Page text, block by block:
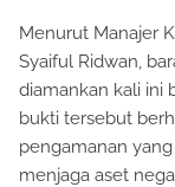
Menurut Manajer
Syaiful Ridwan,
diamankan kali ini
bukti tersebut
pengamanan
menjaga aset